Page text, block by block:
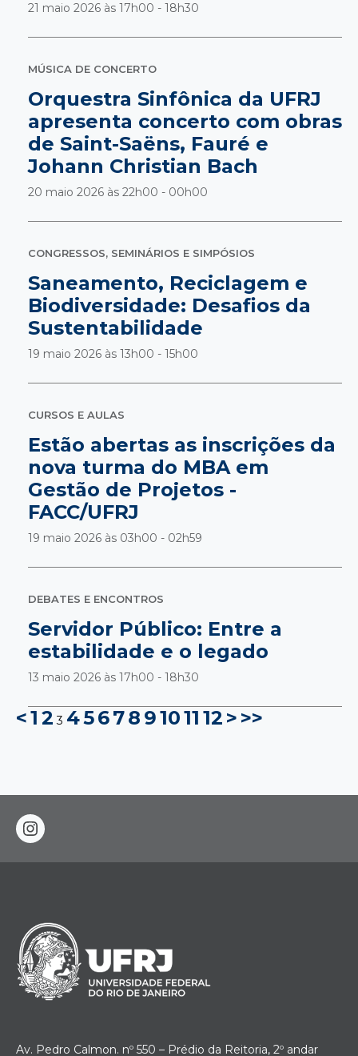
21 maio 2026 às 17h00 - 18h30
MÚSICA DE CONCERTO
Orquestra Sinfônica da UFRJ
apresenta concerto com obras
de Saint-Saëns, Fauré e
Johann Christian Bach
20 maio 2026 às 22h00 - 00h00
CONGRESSOS, SEMINÁRIOS E SIMPÓSIOS
Saneamento, Reciclagem e
Biodiversidade: Desafios da
Sustentabilidade
19 maio 2026 às 13h00 - 15h00
CURSOS E AULAS
Estão abertas as inscrições da
nova turma do MBA em
Gestão de Projetos -
FACC/UFRJ
19 maio 2026 às 03h00 - 02h59
DEBATES E ENCONTROS
Servidor Público: Entre a
estabilidade e o legado
13 maio 2026 às 17h00 - 18h30
<1 2 3 45678 91011 12 > >>
instagram
Av. Pedro Calmon. nº 550 – Prédio da Reitoria, 2º andar